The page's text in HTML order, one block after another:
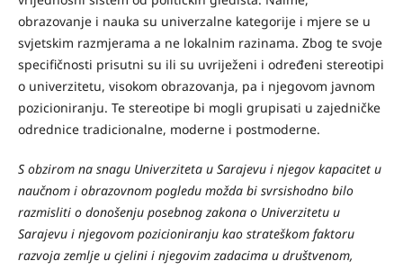
obrazovanje i nauka su univerzalne kategorije i mjere se u
svjetskim razmjerama a ne lokalnim razinama. Zbog te svoje
specifičnosti prisutni su ili su uvriježeni i određeni stereotipi
o univerzitetu, visokom obrazovanja, pa i njegovom javnom
pozicioniranju. Te stereotipe bi mogli grupisati u zajedničke
odrednice tradicionalne, moderne i postmoderne.
S obzirom na snagu Univerziteta u Sarajevu i njegov kapacitet u
naučnom i obrazovnom pogledu možda bi svrsishodno bilo
razmisliti o donošenju posebnog zakona o Univerzitetu u
Sarajevu i njegovom pozicioniranju kao strateškom faktoru
razvoja zemlje u cjelini i njegovim zadacima u društvenom,